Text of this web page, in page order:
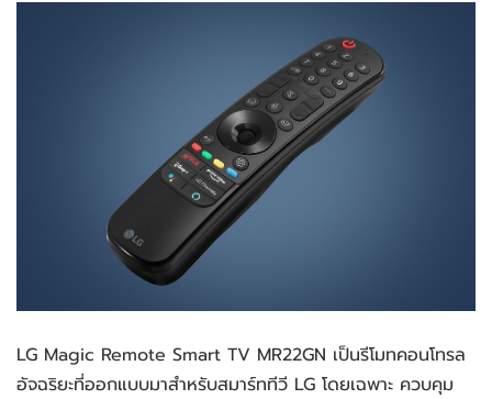
LG Magic Remote Smart TV MR22GN เป็นรีโมทคอนโทรล
อัจฉริยะที่ออกแบบมาสำหรับสมาร์ททีวี LG โดยเฉพาะ ควบคุม